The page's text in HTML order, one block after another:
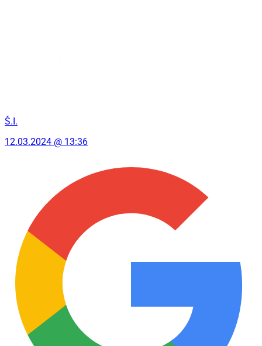
Š.I.
12.03.2024 @ 13:36